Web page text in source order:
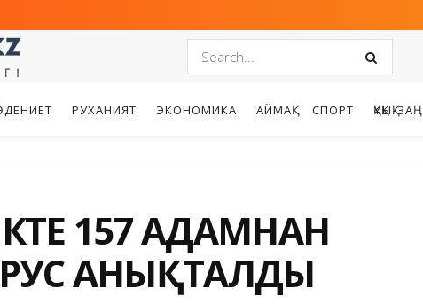
РУХАНИЯТ ЭКОНОМИКА АЙМАҚ СПОРТ ҚҰҚЫҚ-ЗАҢ
157 АДАМНАН
АНЫҚТАЛДЫ